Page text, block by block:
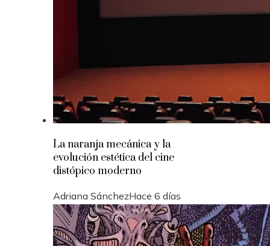
La naranja mecánica y la
evolución estética del cine
distópico moderno
Adriana SánchezHace 6 días